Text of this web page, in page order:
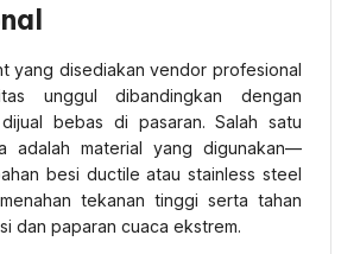
yang disediakan vendor profesional
unggul dibandingkan dengan
bebas di pasaran. Salah satu
adalah material yang digunakan—
besi ductile atau stainless steel
tekanan tinggi serta tahan
dan paparan cuaca ekstrem.